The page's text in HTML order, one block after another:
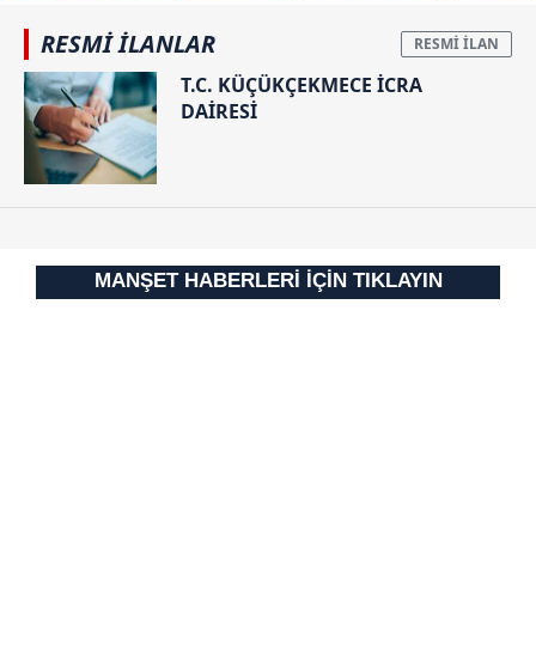
RESMİ İLANLAR
T.C. KÜÇÜKÇEKMECE İCRA
DAİRESİ
MANŞET HABERLERİ İÇİN TIKLAYIN